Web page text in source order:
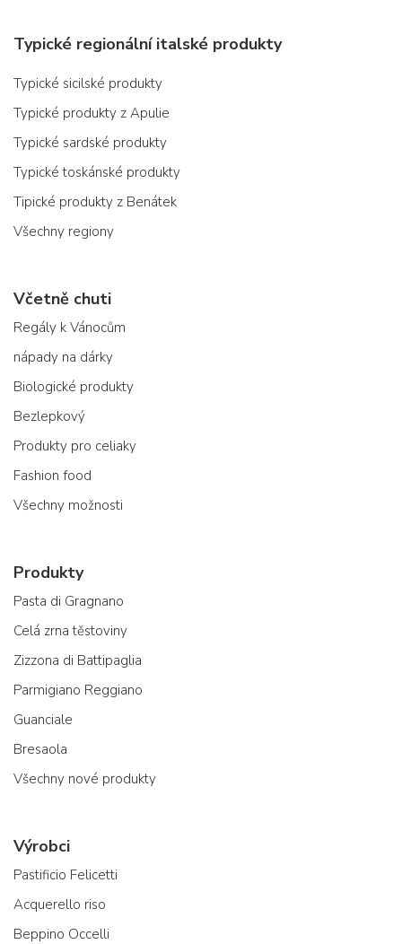
Typické regionální italské produkty
Typické sicilské produkty
Typické produkty z Apulie
Typické sardské produkty
Typické toskánské produkty
Tipické produkty z Benátek
Všechny regiony
Včetně chuti
Regály k Vánocům
nápady na dárky
Biologické produkty
Bezlepkový
Produkty pro celiaky
Fashion food
Všechny možnosti
Produkty
Pasta di Gragnano
Celá zrna těstoviny
Zizzona di Battipaglia
Parmigiano Reggiano
Guanciale
Bresaola
Všechny nové produkty
Výrobci
Pastificio Felicetti
Acquerello riso
Beppino Occelli